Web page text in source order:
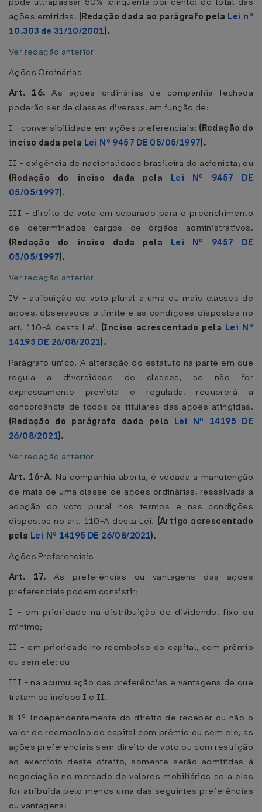
ações emitidas. (Redação dada ao parágrafo pela Lei nº
10.303 de 31/10/2001).
Ver redação anterior
Ações Ordinárias
Art. 16.As ações ordinárias de companhia fechada
poderão ser de classes diversas, em função de:
I - conversibilidade em ações preferenciais; (Redação do
inciso dada pela Lei Nº 9457 DE 05/05/1997).
II - exigência de nacionalidade brasileira do acionista; ou
(Redação do inciso dada pela Lei Nº 9457 DE
05/05/1997).
III - direito de voto em separado para o preenchimento
de determinados cargos de órgãos administrativos.
(Redação do inciso dada pela Lei Nº 9457 DE
05/05/1997).
Ver redação anterior
IV - atribuição de voto plural a uma ou mais classes de
ações, observados o limite e as condições dispostos no
art. 110-A desta Lei. (Inciso acrescentado pela Lei Nº
14195 DE 26/08/2021).
Parágrafo único. A alteração do estatuto na parte em que
regula a diversidade de classes, se não for
expressamente prevista e regulada, requererá a
concordância de todos os titulares das ações atingidas.
(Redação do parágrafo dada pela Lei Nº 14195 DE
26/08/2021).
Ver redação anterior
Art. 16-A. Na companhia aberta, é vedada a manutenção
de mais de uma classe de ações ordinárias, ressalvada a
adoção do voto plural nos termos e nas condições
dispostos no art. 110-A desta Lei. (Artigo acrescentado
pela Lei Nº 14195 DE 26/08/2021).
Ações Preferenciais
Art. 17. As preferências ou vantagens das ações
preferenciais podem consistir:
I - em prioridade na distribuição de dividendo, fixo ou
mínimo;
II - em prioridade no reembolso do capital, com prêmio
ou sem ele; ou
III - na acumulação das preferências e vantagens de que
tratam os incisos I e II.
§ 1º Independentemente do direito de receber ou não o
valor de reembolso do capital com prêmio ou sem ele, as
ações preferenciais sem direito de voto ou com restrição
ao exercício deste direito, somente serão admitidas à
negociação no mercado de valores mobiliários se a elas
for atribuída pelo menos uma das seguintes preferências
ou vantagens: